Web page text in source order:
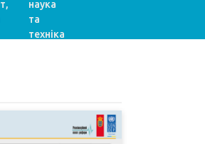
наука
та
техніка